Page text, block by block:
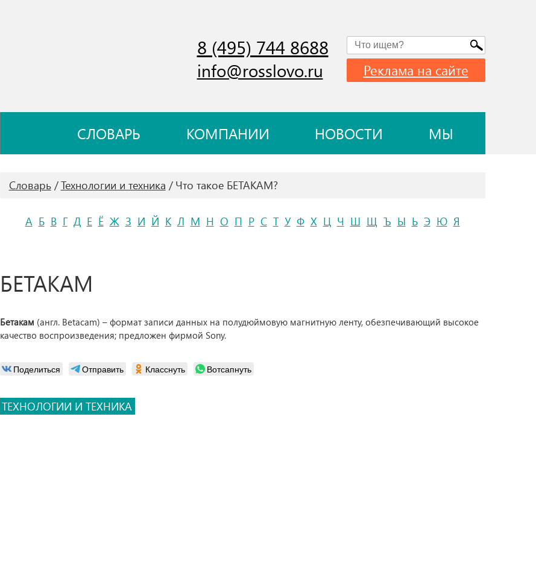
8 (495) 744 8688
info@rosslovo.ru Реклама на сайте
СЛОВАРЬ КОМПАНИИ НОВОСТИ МЫ
Словарь Технологии и техника Что такое БЕТАКАМ?
А Б В Г Д Е Ё Ж З И Й К Л М Н О П Р С Т У Ф Х Ц Ч Ш Щ Ъ Ы Ь Э Ю Я
БЕТАКАМ
Бетакам (англ. Betacam) – формат записи данных на полудюймовую магнитную ленту, обезпечивающий высокое
качество воспроизведения; предложен фирмой Sony.
Поделиться Отправить Класснуть Вотсапнуть
ТЕХНОЛОГИИ И ТЕХНИКА